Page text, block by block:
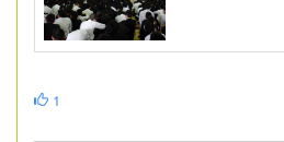
1